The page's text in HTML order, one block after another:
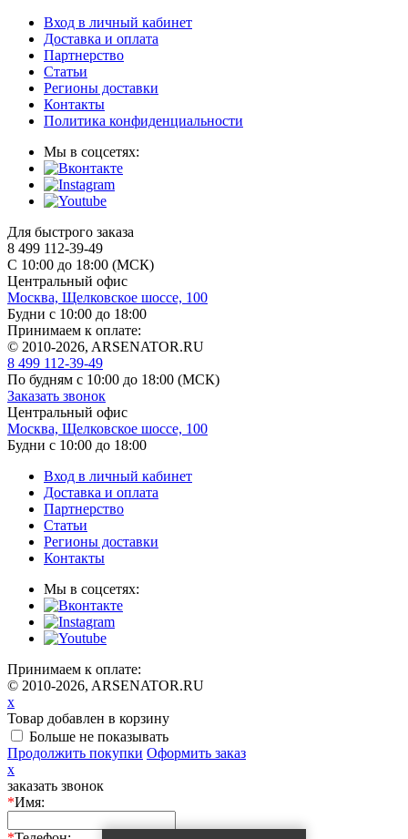
Вход в личный кабинет
Доставка и оплата
Партнерство
Статьи
Регионы доставки
Контакты
Политика конфиденциальности
Мы в соцсетях:
Для быстрого заказа
8 499 112-39-49
С 10:00 до 18:00 (МСК)
Центральный офис
Москва, Щелковское шоссе, 100
Будни с 10:00 до 18:00
Принимаем к оплате:
© 2010-2026, ARSENATOR.RU
8 499 112-39-49
По будням с 10:00 до 18:00 (МСК)
Заказать звонок
Центральный офис
Москва, Щелковское шоссе, 100
Будни с 10:00 до 18:00
Вход в личный кабинет
Доставка и оплата
Партнерство
Статьи
Регионы доставки
Контакты
Мы в соцсетях:
Принимаем к оплате:
© 2010-2026, ARSENATOR.RU
x
Товар добавлен в корзину
Больше не показывать
Продолжить покупки Оформить заказ
x
заказать звонок
*Имя: